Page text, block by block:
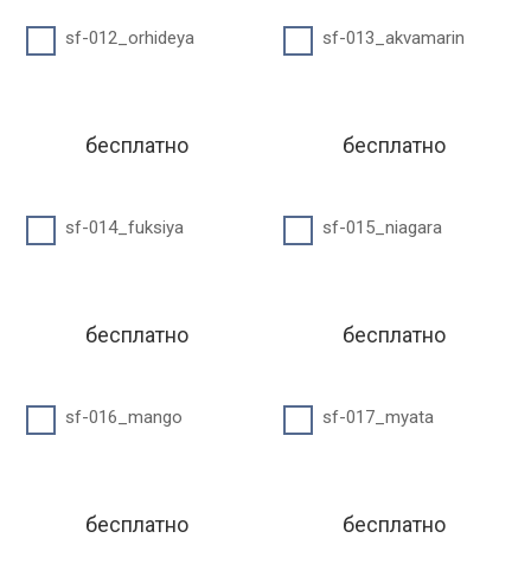
sf-012_orhideya
бесплатно
sf-013_akvamarin
бесплатно
sf-014_fuksiya
бесплатно
sf-015_niagara
бесплатно
sf-016_mango
бесплатно
sf-017_myata
бесплатно